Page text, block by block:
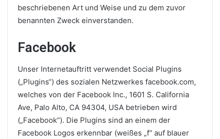
beschriebenen Art und Weise und zu dem zuvor
benannten Zweck einverstanden.
Facebook
Unser Internetauftritt verwendet Social Plugins
(„Plugins“) des sozialen Netzwerkes facebook.com,
welches von der Facebook Inc., 1601 S. California
Ave, Palo Alto, CA 94304, USA betrieben wird
(„Facebook“). Die Plugins sind an einem der
Facebook Logos erkennbar (weißes „f“ auf blauer